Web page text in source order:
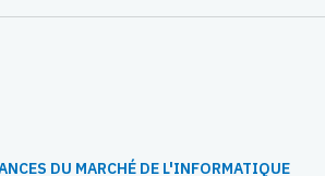
DU MARCHÉ DE L'INFORMATIQUE